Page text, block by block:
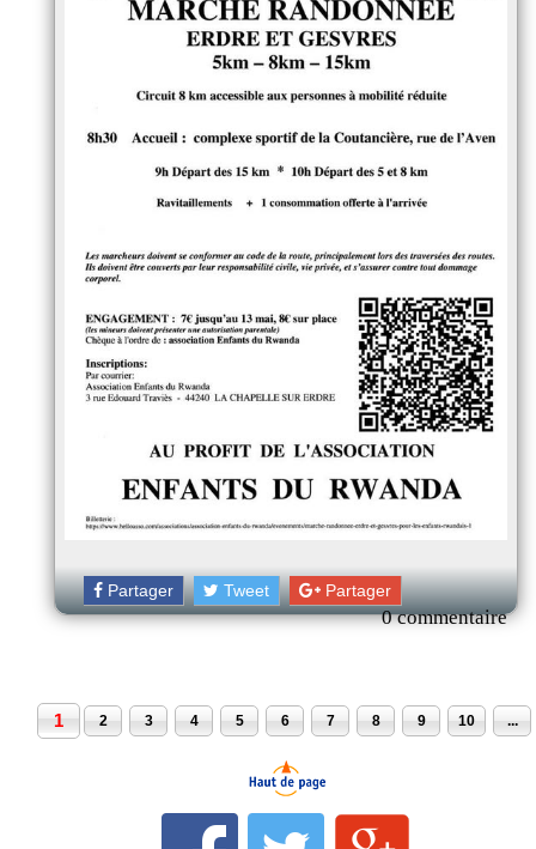
Partager Tweet Partager
0 commentaire
1 2 3 4 5 6 7 8 9 10 ...